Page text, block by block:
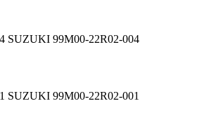
SUZUKI 99M00-22R02-004
SUZUKI 99M00-22R02-001